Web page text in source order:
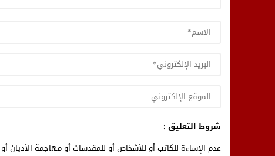
شروط التعليق :
عدم الإساءة للكاتب أو للأشخاص أو للمقدسات أو مهاجمة الأديان